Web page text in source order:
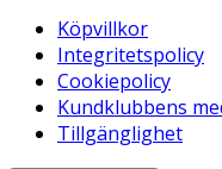
Köpvillkor
Integritetspolicy
Cookiepolicy
Kundklubbens
Tillgänglighet